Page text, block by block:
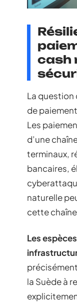
cash
La question
de
Les
d’une
terminaux,
bancaires,
naturelle
cette
Les
la Suède à